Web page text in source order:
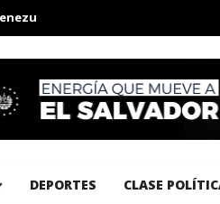
Aeropuerto Internacional
DEPORTES CLASE